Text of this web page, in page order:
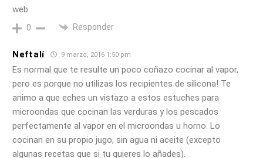
web
0 Responder
Neftalí 9 marzo, 2016 1:50 pm
Es normal que te resulte un poco coñazo cocinar al vapor,
pero es porque no utilizas los recipientes de silicona! Te
animo a que eches un vistazo a estos estuches para
microondas que cocinan las verduras y los pescados
perfectamente al vapor en el microondas u horno. Lo
cocinan en su propio jugo, sin agua ni aceite (excepto
algunas recetas que si tu quieres lo añades).